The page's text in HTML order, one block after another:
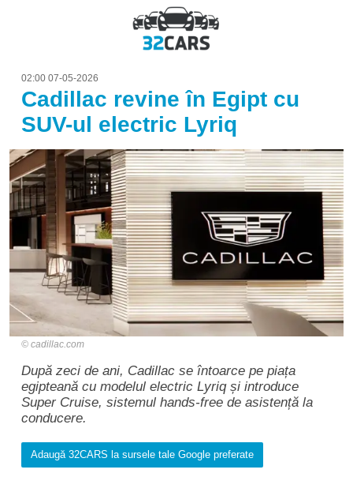
02:00 07-05-2026
Cadillac revine în Egipt cu
SUV-ul electric Lyriq
cadillac.com
După zeci de ani, Cadillac se întoarce pe piața
egipteană cu modelul electric Lyriq și introduce
Super Cruise, sistemul hands-free de asistență la
conducere.
Adaugă 32CARS la sursele tale Google preferate